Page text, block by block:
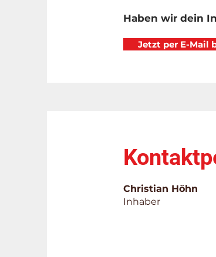
Haben wir dein
Jetzt per E-Mail
Christian Höhn
Inhaber